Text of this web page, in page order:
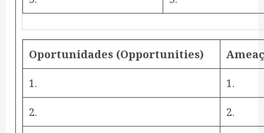
Oportunidades (Opportunities)
1. 1.
2. 2.